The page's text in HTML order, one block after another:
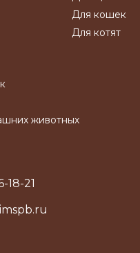
Для кошек
Для котят
животных
18-21